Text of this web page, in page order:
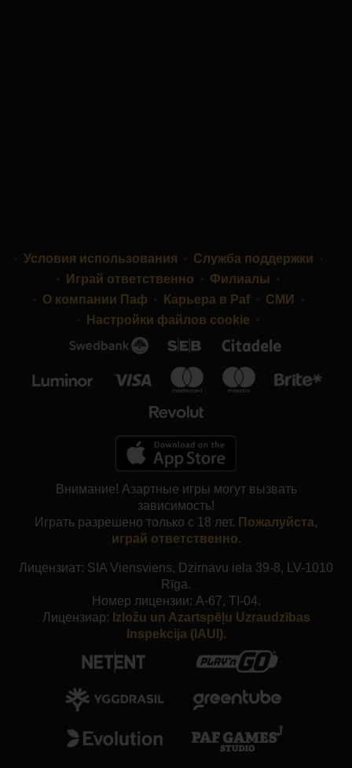
Условия использования
Служба поддержки
Играй ответственно
Филиалы
О компании Паф
Карьера в Paf
СМИ
Настройки файлов cookie
Внимание! Азартные игры могут вызвать
зависимость!
Играть разрешено только с 18 лет. Пожалуйста,
играй ответственно.
Лицензиат: SIA Viensviens, Dzirnavu iela 39-8, LV-1010
Rīga.
Номер лицензии: A-67, TI-04.
Лицензиар: Izložu un Azartspēļu Uzraudzības
Inspekcija (IAUI).